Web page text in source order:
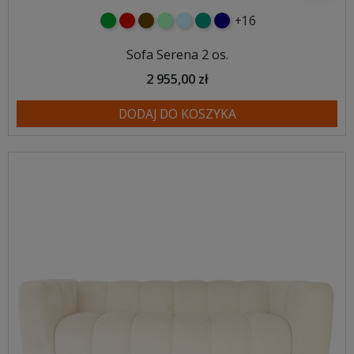
zielonyczerwony
czekoladowy
miętowybłękitnyturkusowy
granatowy
+16
Sofa Serena 2 os.
2 955,00 zł
DODAJ DO KOSZYKA